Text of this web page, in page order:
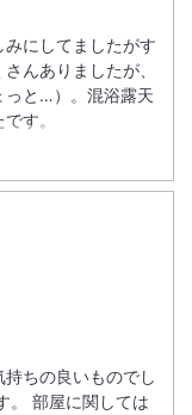
にしてましたがす
んありましたが、
っと…）。混浴露天
す。
ちの良いものでし
は